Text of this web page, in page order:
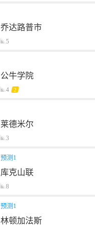
乔达路普市
5
公牛学院
4 2
莱德米尔
3
预测1
库克山联
8
预测1
林顿加法斯